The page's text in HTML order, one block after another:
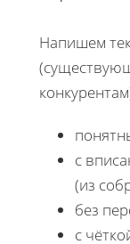
Напишем
с
(из
без
с